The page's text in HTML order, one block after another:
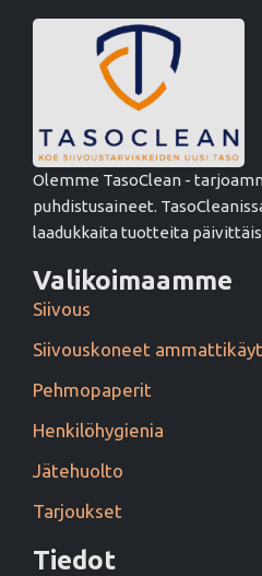
Olemme TasoClean -
puhdistusaineet.
laadukkaita tuotteita
Valikoimaamme
Siivous
Siivouskoneet
Pehmopaperit
Henkilöhygienia
Jätehuolto
Tarjoukset
Tiedot